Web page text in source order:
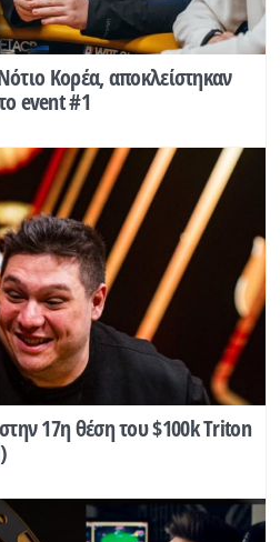
Κορέα, αποκλείστηκαν
event #1
17η θέση του $100k Τriton